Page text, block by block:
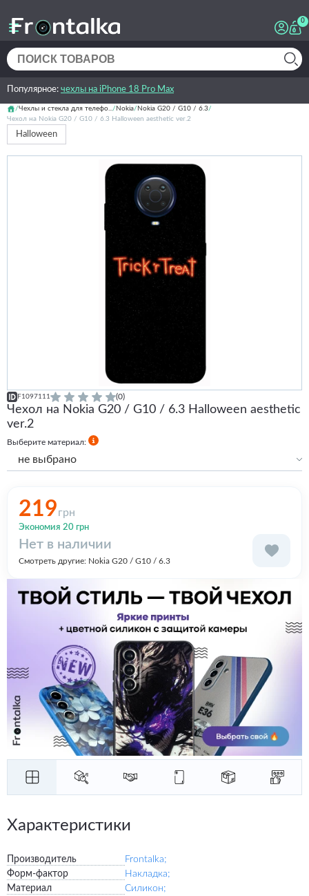
0
Популярное: чехлы на iPhone 18 Pro Max
Чехлы и стекла для телефо... Nokia Nokia G20 / G10 / 6.3
Чехол на Nokia G20 / G10 / 6.3 Halloween aesthetic ver.2
Halloween
F1097111 (0)
Чехол на Nokia G20 / G10 / 6.3 Halloween aesthetic
ver.2
Выберите материал:
не выбрано
219грн
Экономия 20 грн
Нет в наличии
Смотреть другие: Nokia G20 / G10 / 6.3
Характеристики
Производитель
Frontalka;
Форм-фактор
Накладка;
Материал
Силикон;